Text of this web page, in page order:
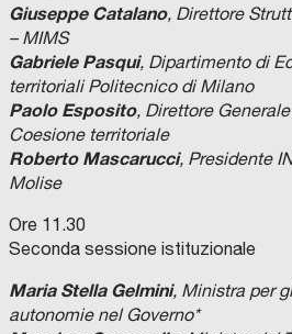
Giuseppe Catalano, Direttore
– MIMS
Gabriele Pasqui, Dipartimento di
territoriali Politecnico di Milano
Paolo Esposito, Direttore
Coesione territoriale
Roberto Mascarucci, Presidente
Molise
Ore 11.30
Seconda sessione istituzionale
Maria Stella Gelmini, Ministra per
autonomie nel Governo*